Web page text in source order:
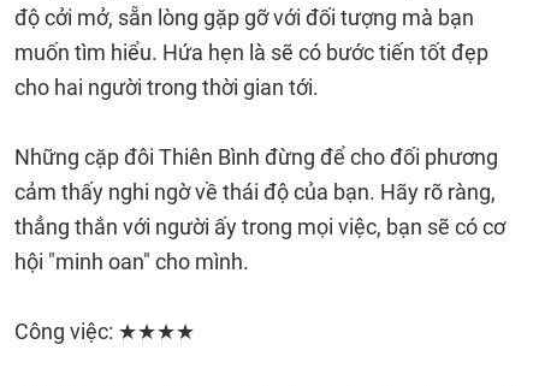
độ cởi mở, sẵn lòng gặp gỡ với đối tượng mà bạn
muốn tìm hiểu. Hứa hẹn là sẽ có bước tiến tốt đẹp
cho hai người trong thời gian tới.
Những cặp đôi Thiên Bình đừng để cho đối phương
cảm thấy nghi ngờ về thái độ của bạn. Hãy rõ ràng,
thẳng thắn với người ấy trong mọi việc, bạn sẽ có cơ
hội "minh oan" cho mình.
Công việc: ★★★★